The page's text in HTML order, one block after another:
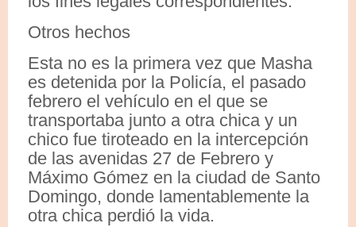
Otros hechos
Esta no es la primera vez que Masha
es detenida por la Policía, el pasado
febrero el vehículo en el que se
transportaba junto a otra chica y un
chico fue tiroteado en la intercepción
de las avenidas 27 de Febrero y
Máximo Gómez en la ciudad de Santo
Domingo, donde lamentablemente la
otra chica perdió la vida.